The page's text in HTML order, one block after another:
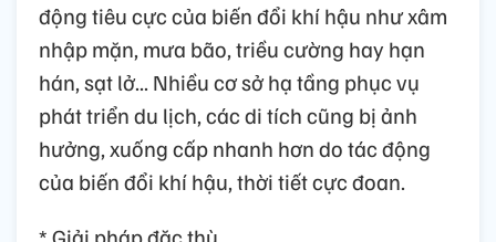
động tiêu cực của biến đổi khí hậu như xâm
nhập mặn, mưa bão, triều cường hay hạn
hán, sạt lở... Nhiều cơ sở hạ tầng phục vụ
phát triển du lịch, các di tích cũng bị ảnh
hưởng, xuống cấp nhanh hơn do tác động
của biến đổi khí hậu, thời tiết cực đoan.